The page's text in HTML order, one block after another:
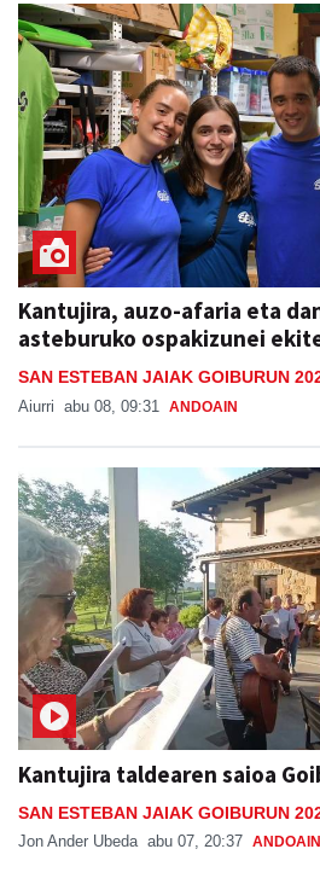
Kantujira, auzo-afaria eta
asteburuko ospakizunei
SAN ESTEBAN JAIAK GOIBURUN
Aiurri abu 08, 09:31 ANDOAIN
Kantujira taldearen saioa
SAN ESTEBAN JAIAK GOIBURUN
Jon Ander Ubeda abu 07, 20:37 ANDOAIN